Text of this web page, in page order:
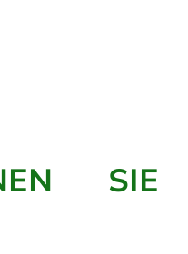
SIE